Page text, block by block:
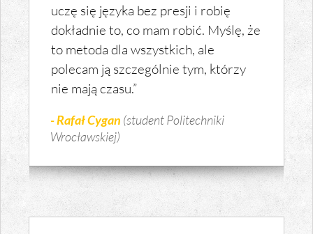
uczę się języka bez presji i robię
dokładnie to, co mam robić. Myślę, że
to metoda dla wszystkich, ale
polecam ją szczególnie tym, którzy
nie mają czasu.”
- Rafał Cygan (student Politechniki
Wrocławskiej)